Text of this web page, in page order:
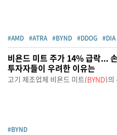
#AMD #ATRA #BYND #DDOG #DIA
비욘드 미트 주가 14% 급락...
투자자들이 우려한 이유는
고기 제조업체 비욘드 미트(BYND)의
#BYND